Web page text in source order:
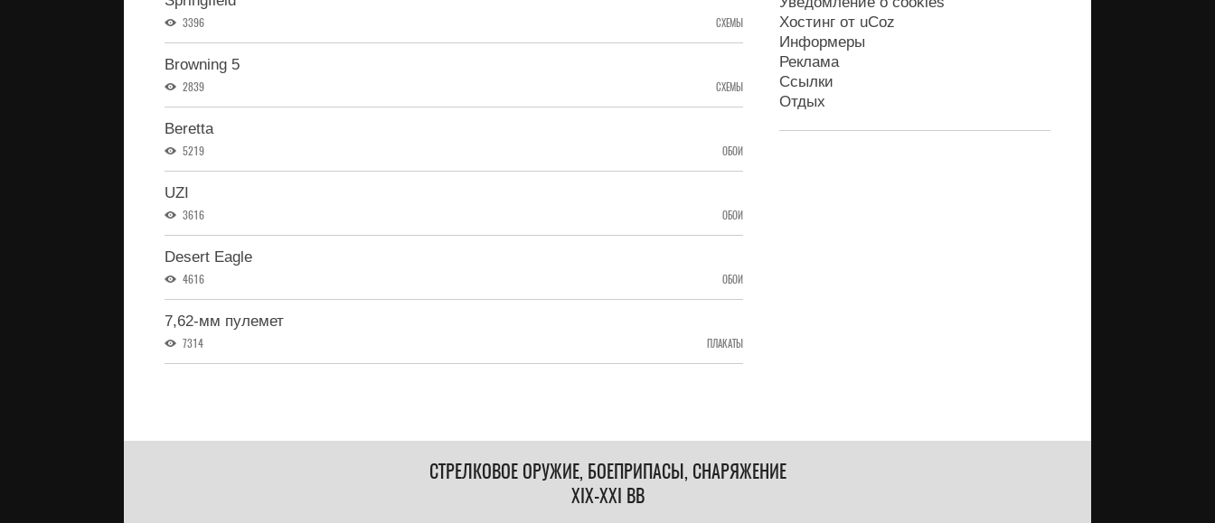
3396 СХЕМЫ
Browning 5
2839 СХЕМЫ
Beretta
5219 ОБОИ
UZI
3616 ОБОИ
Desert Eagle
4616 ОБОИ
7,62-мм пулемет
7314 ПЛАКАТЫ
Хостинг от uCoz
Информеры
Реклама
Ссылки
Отдых
СТРЕЛКОВОЕ ОРУЖИЕ, БОЕПРИПАСЫ, СНАРЯЖЕНИЕ
XIX-XXI ВВ